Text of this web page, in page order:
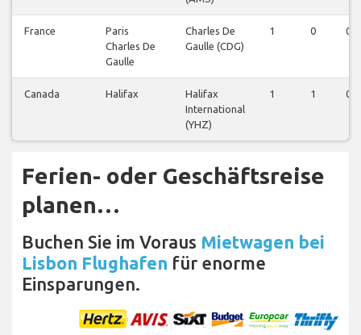
France
Paris
Charles De
Gaulle
Charles De
Gaulle (CDG)
1 0 0
Canada Halifax
Halifax
International
(YHZ)
1 1 0
Ferien- oder Geschäftsreise
planen…
Buchen Sie im Voraus Mietwagen bei
Lisbon Flughafen für enorme
Einsparungen.